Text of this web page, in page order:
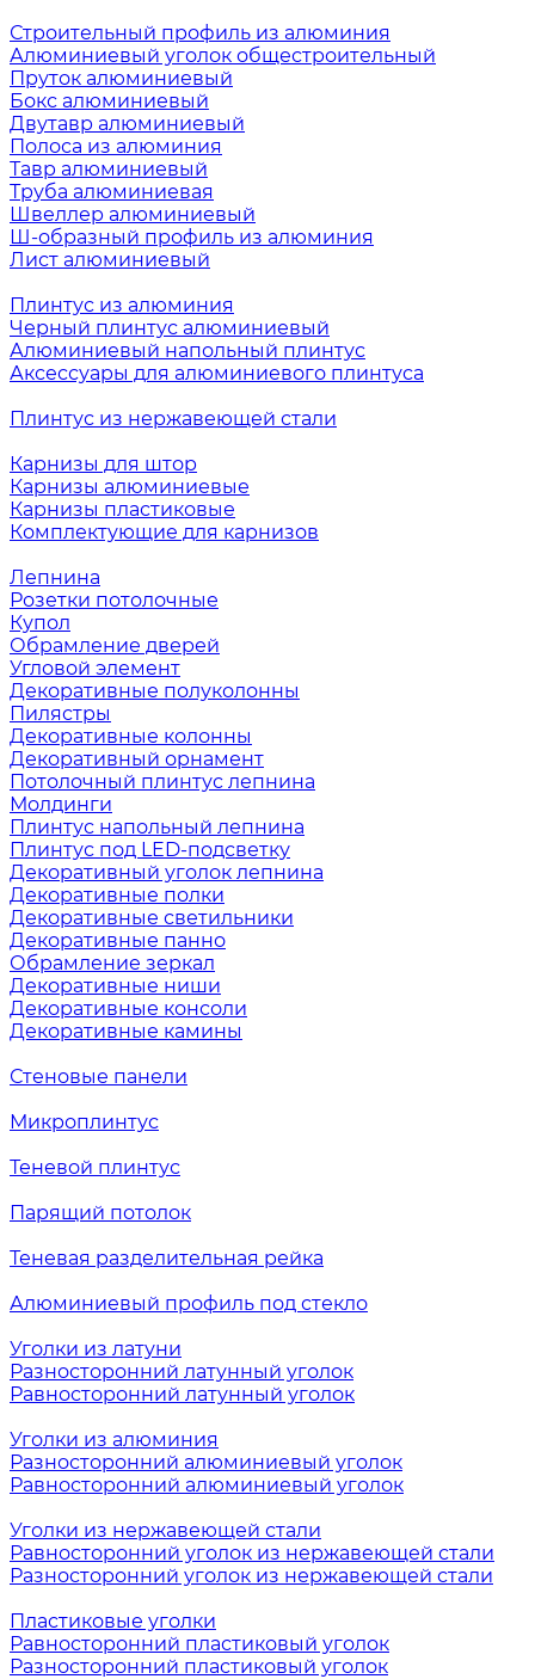
Строительный профиль из алюминия
Алюминиевый уголок общестроительный
Пруток алюминиевый
Бокс алюминиевый
Двутавр алюминиевый
Полоса из алюминия
Тавр алюминиевый
Труба алюминиевая
Швеллер алюминиевый
Ш-образный профиль из алюминия
Лист алюминиевый
Плинтус из алюминия
Черный плинтус алюминиевый
Алюминиевый напольный плинтус
Аксессуары для алюминиевого плинтуса
Плинтус из нержавеющей стали
Карнизы для штор
Карнизы алюминиевые
Карнизы пластиковые
Комплектующие для карнизов
Лепнина
Розетки потолочные
Купол
Обрамление дверей
Угловой элемент
Декоративные полуколонны
Пилястры
Декоративные колонны
Декоративный орнамент
Потолочный плинтус лепнина
Молдинги
Плинтус напольный лепнина
Плинтус под LED-подсветку
Декоративный уголок лепнина
Декоративные полки
Декоративные светильники
Декоративные панно
Обрамление зеркал
Декоративные ниши
Декоративные консоли
Декоративные камины
Стеновые панели
Микроплинтус
Теневой плинтус
Парящий потолок
Теневая разделительная рейка
Алюминиевый профиль под стекло
Уголки из латуни
Разносторонний латунный уголок
Равносторонний латунный уголок
Уголки из алюминия
Разносторонний алюминиевый уголок
Равносторонний алюминиевый уголок
Уголки из нержавеющей стали
Равносторонний уголок из нержавеющей стали
Разносторонний уголок из нержавеющей стали
Пластиковые уголки
Равносторонний пластиковый уголок
Разносторонний пластиковый уголок